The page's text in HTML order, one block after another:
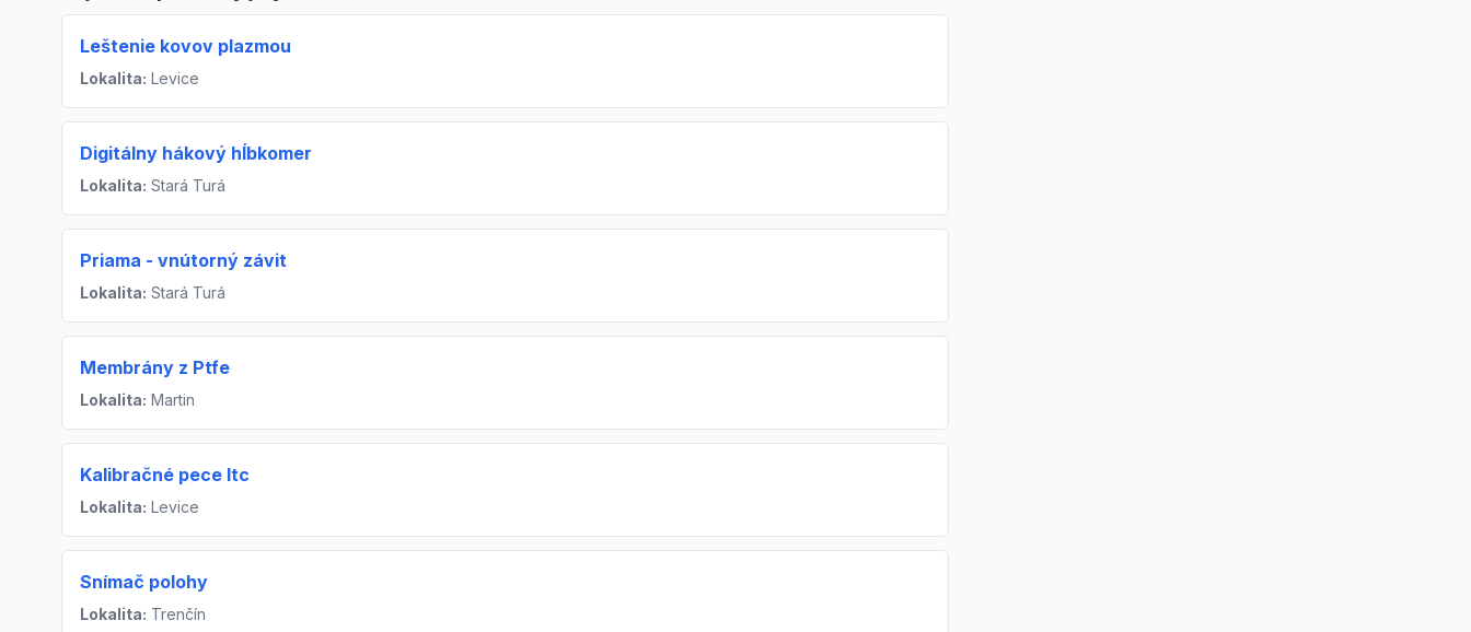
Leštenie kovov plazmou
Lokalita: Levice
Digitálny hákový hĺbkomer
Lokalita: Stará Turá
Priama - vnútorný závit
Lokalita: Stará Turá
Membrány z Ptfe
Lokalita: Martin
Kalibračné pece Itc
Lokalita: Levice
Snímač polohy
Lokalita: Trenčín